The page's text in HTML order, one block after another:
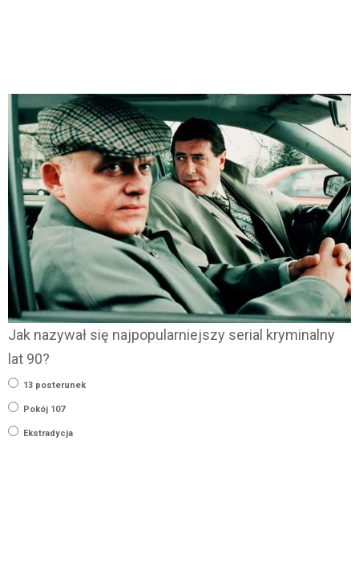
Jak nazywał się najpopularniejszy serial kryminalny
lat 90?
13 posterunek
Pokój 107
Ekstradycja